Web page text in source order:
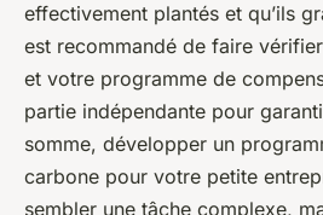
effectivement plantés et qu’ils
est recommandé de faire
et votre programme de
partie indépendante pour
somme, développer un
carbone pour votre petite
sembler une tâche complexe,